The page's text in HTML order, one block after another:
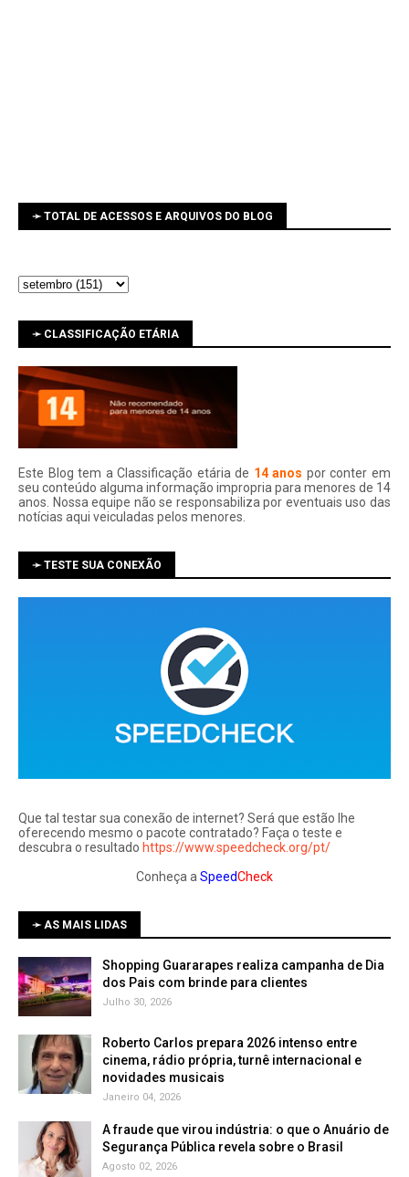
➛ TOTAL DE ACESSOS E ARQUIVOS DO BLOG
➛ CLASSIFICAÇÃO ETÁRIA
Este Blog tem a Classificação etária de 14 anos por conter em
seu conteúdo alguma informação impropria para menores de 14
anos. Nossa equipe não se responsabiliza por eventuais uso das
notí­cias aqui veiculadas pelos menores.
➛ TESTE SUA CONEXÃO
Que tal testar sua conexão de internet? Será que estão lhe
oferecendo mesmo o pacote contratado? Faça o teste e
descubra o resultado https://www.speedcheck.org/pt/
Conheça a SpeedCheck
➛ AS MAIS LIDAS
Shopping Guararapes realiza campanha de Dia
dos Pais com brinde para clientes
Julho 30, 2026
Roberto Carlos prepara 2026 intenso entre
cinema, rádio própria, turnê internacional e
novidades musicais
Janeiro 04, 2026
A fraude que virou indústria: o que o Anuário de
Segurança Pública revela sobre o Brasil
Agosto 02, 2026